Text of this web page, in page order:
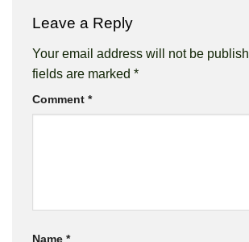
Leave a Reply
Your email address will not be
fields are marked *
Comment *
Name *